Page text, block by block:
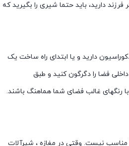
دارید، باید حتما شیری را بگیرید که
دارید و یا ابتدای راه ساخت یک
فضا را دگرگون کنید و طبق
با رنگهای غالب فضای شما هماهنگ باشند.
مناسب نیست. وقتی در مغازه ، شیرآلات